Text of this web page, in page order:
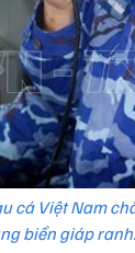
cá Việt Nam
biển giáp ranh.